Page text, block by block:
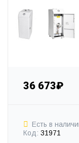
36 673₽
Есть в
Код: 31971